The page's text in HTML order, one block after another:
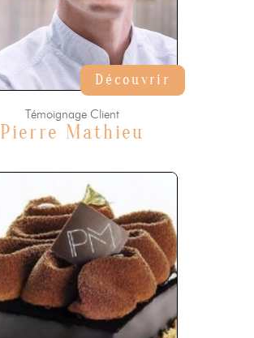
Découvrir
Témoignage Client
Pierre Mathieu